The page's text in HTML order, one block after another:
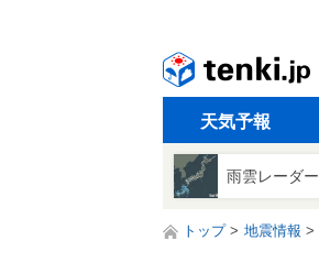
天気予報
雨雲レーダー
トップ 地震情報